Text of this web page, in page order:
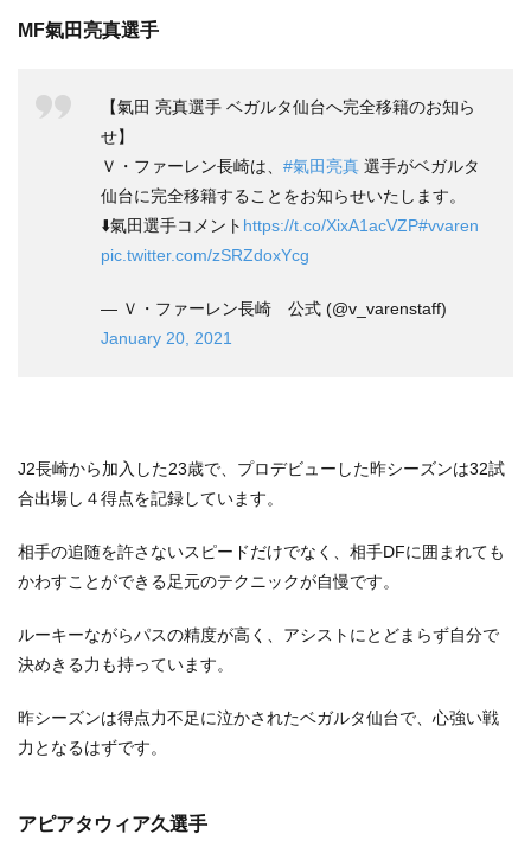
MF氣田亮真選手
【氣田 亮真選手 ベガルタ仙台へ完全移籍のお知ら
せ】
Ｖ・ファーレン長崎は、 #氣田亮真 選手がベガルタ
仙台に完全移籍することをお知らせいたします。
⬇️氣田選手コメント https://t.co/XixA1acVZP#vvaren
pic.twitter.com/zSRZdoxYcg
— Ｖ・ファーレン長崎 公式 (@v_varenstaff)
January 20, 2021
J2長崎から加入した23歳で、プロデビューした昨シーズンは32試
合出場し４得点を記録しています。
相手の追随を許さないスピードだけでなく、相手DFに囲まれても
かわすことができる足元のテクニックが自慢です。
ルーキーながらパスの精度が高く、アシストにとどまらず自分で
決めきる力も持っています。
昨シーズンは得点力不足に泣かされたベガルタ仙台で、心強い戦
力となるはずです。
アピアタウィア久選手